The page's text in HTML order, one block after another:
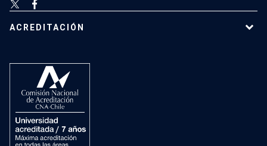
ACREDITACIÓN